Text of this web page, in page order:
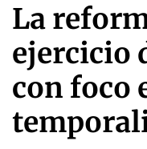
La
ejercicio
con foco